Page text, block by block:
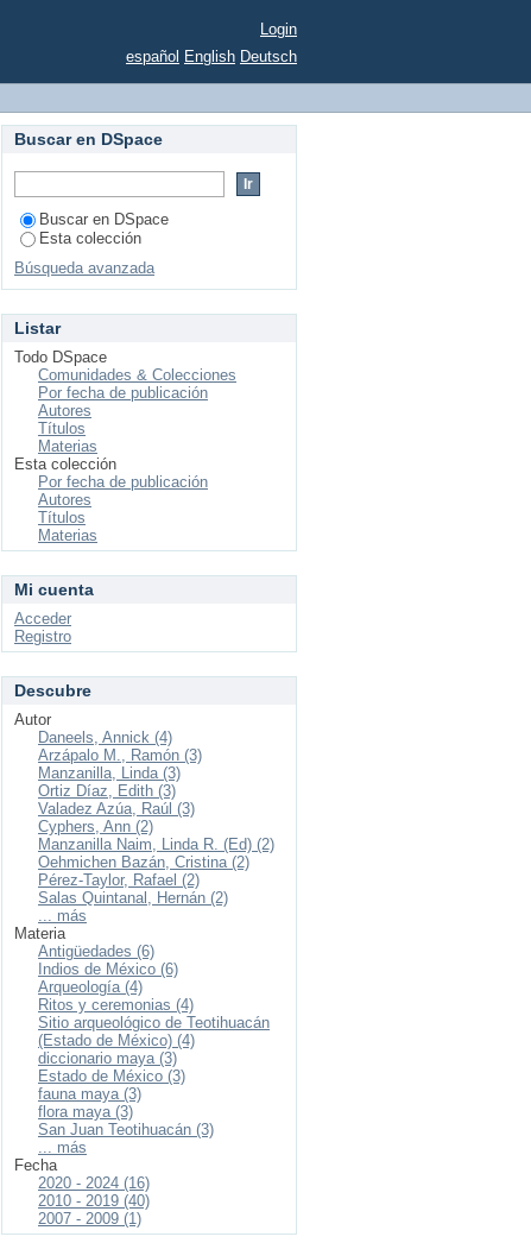
Login
español English Deutsch
Buscar en DSpace
Buscar en DSpace
Esta colección
Búsqueda avanzada
Listar
Todo DSpace
Comunidades & Colecciones
Por fecha de publicación
Autores
Títulos
Materias
Esta colección
Por fecha de publicación
Autores
Títulos
Materias
Mi cuenta
Acceder
Registro
Descubre
Autor
Daneels, Annick (4)
Arzápalo M., Ramón (3)
Manzanilla, Linda (3)
Ortiz Díaz, Edith (3)
Valadez Azúa, Raúl (3)
Cyphers, Ann (2)
Manzanilla Naim, Linda R. (Ed) (2)
Oehmichen Bazán, Cristina (2)
Pérez-Taylor, Rafael (2)
Salas Quintanal, Hernán (2)
... más
Materia
Antigüedades (6)
Indios de México (6)
Arqueología (4)
Ritos y ceremonias (4)
Sitio arqueológico de Teotihuacán
(Estado de México) (4)
diccionario maya (3)
Estado de México (3)
fauna maya (3)
flora maya (3)
San Juan Teotihuacán (3)
... más
Fecha
2020 - 2024 (16)
2010 - 2019 (40)
2007 - 2009 (1)